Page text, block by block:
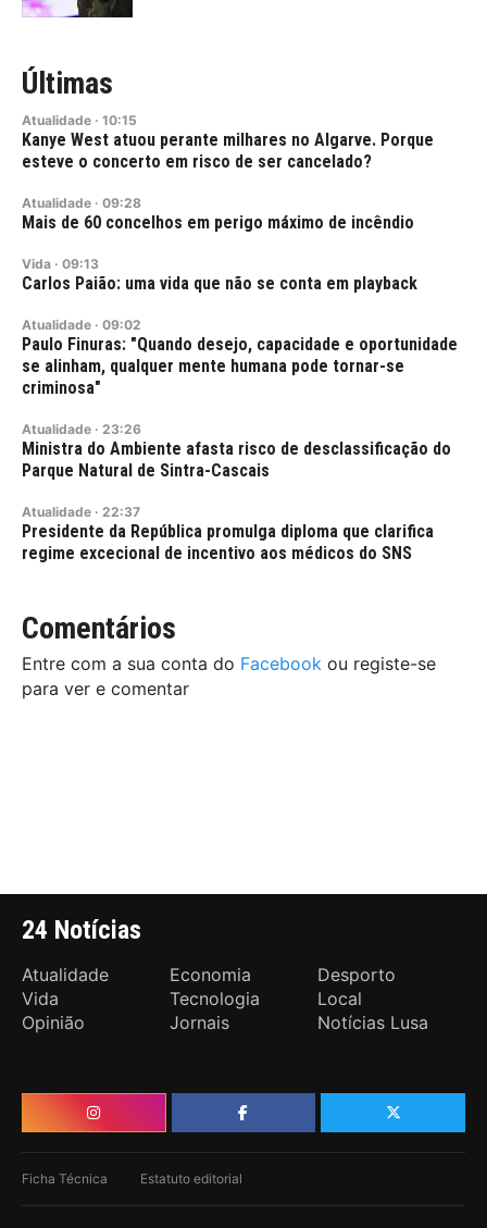
Últimas
Atualidade · 10:15
Kanye West atuou perante milhares no Algarve. Porque
esteve o concerto em risco de ser cancelado?
Atualidade · 09:28
Mais de 60 concelhos em perigo máximo de incêndio
Vida · 09:13
Carlos Paião: uma vida que não se conta em playback
Atualidade · 09:02
Paulo Finuras: "Quando desejo, capacidade e oportunidade
se alinham, qualquer mente humana pode tornar-se
criminosa"
Atualidade · 23:26
Ministra do Ambiente afasta risco de desclassificação do
Parque Natural de Sintra-Cascais
Atualidade · 22:37
Presidente da República promulga diploma que clarifica
regime excecional de incentivo aos médicos do SNS
Comentários
Entre com a sua conta do Facebook ou registe-se
para ver e comentar
24 Notícias
Atualidade Economia
Desporto
Vida
Tecnologia
Local
Opinião
Jornais Notícias Lusa
Ficha Técnica Estatuto editorial